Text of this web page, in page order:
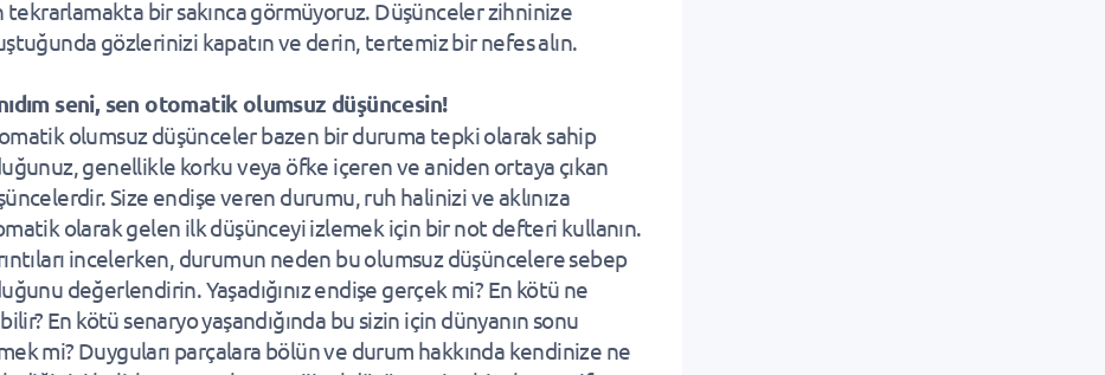
tekrarlamakta bir sakınca görmüyoruz. Düşünceler zihninize
gözlerinizi kapatın ve derin, tertemiz bir nefes alın.
seni, sen otomatik olumsuz düşüncesin!
olumsuz düşünceler bazen bir duruma tepki olarak sahip
genellikle korku veya öfke içeren ve aniden ortaya çıkan
Size endişe veren durumu, ruh halinizi ve aklınıza
olarak gelen ilk düşünceyi izlemek için bir not defteri kullanın.
incelerken, durumun neden bu olumsuz düşüncelere sebep
değerlendirin. Yaşadığınız endişe gerçek mi? En kötü ne
En kötü senaryo yaşandığında bu sizin için dünyanın sonu
mi? Duyguları parçalara bölün ve durum hakkında kendinize ne